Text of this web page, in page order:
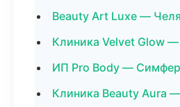
Beauty Art Luxe —
Клиника Velvet Glow
ИП Pro Body —
Клиника Beauty Aura